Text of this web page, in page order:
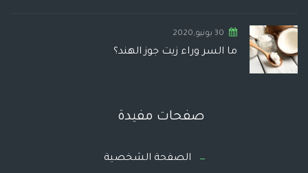
30 يونيو,2020
ما السر وراء زيت جوز الهند؟
صفحات مفيدة
الصفحة الشخصية